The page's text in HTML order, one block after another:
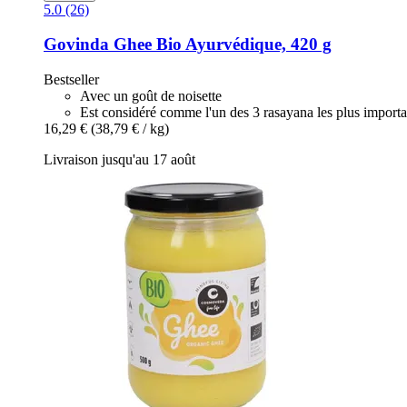
5.0 (26)
Govinda Ghee Bio Ayurvédique, 420 g
Bestseller
Avec un goût de noisette
Est considéré comme l'un des 3 rasayana les plus
16,29 € (38,79 € / kg)
Livraison jusqu'au 17 août